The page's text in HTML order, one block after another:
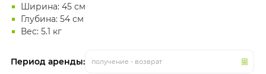
Ширина: 45 см
Глубина: 54 см
Вес: 5.1 кг
Период аренды: получение - возврат